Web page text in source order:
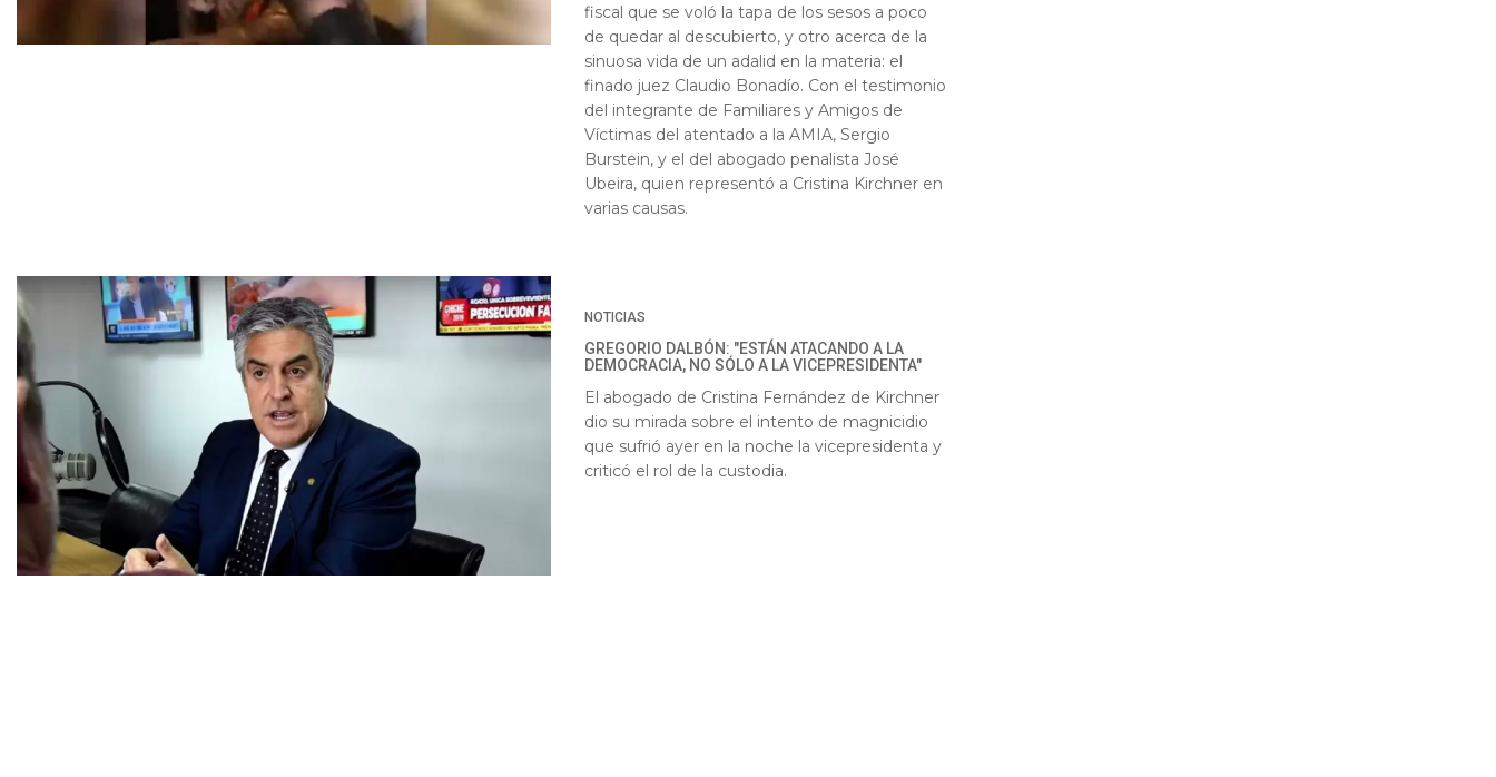
fiscal que se voló la tapa de los sesos a poco
de quedar al descubierto, y otro acerca de la
sinuosa vida de un adalid en la materia: el
finado juez Claudio Bonadío. Con el testimonio
del integrante de Familiares y Amigos de
Víctimas del atentado a la AMIA, Sergio
Burstein, y el del abogado penalista José
Ubeira, quien representó a Cristina Kirchner en
varias causas.
NOTICIAS
GREGORIO DALBÓN: "ESTÁN ATACANDO A LA
DEMOCRACIA, NO SÓLO A LA VICEPRESIDENTA"
El abogado de Cristina Fernández de Kirchner
dio su mirada sobre el intento de magnicidio
que sufrió ayer en la noche la vicepresidenta y
criticó el rol de la custodia.